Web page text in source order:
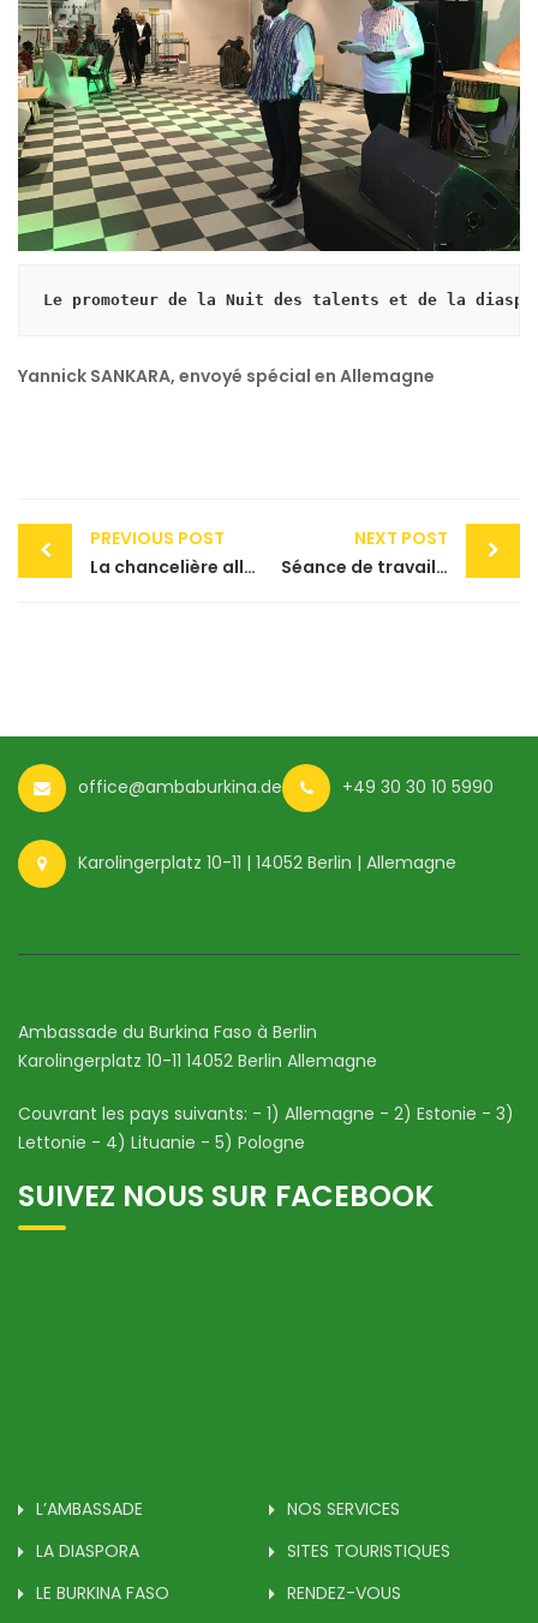
Le promoteur de la Nuit des talents et de la
Yannick SANKARA, envoyé spécial en Allemagne
Post
navigation
PREVIOUS POST
La chancelière allemande Angela Merkel en visite à Ouagadougou
NEXT POST
Séance de travail entre le président du Faso et la Chancelière allemande
office@ambaburkina.de +49 30 30 10 5990
Karolingerplatz 10-11 | 14052 Berlin | Allemagne
Ambassade du Burkina Faso à Berlin
Karolingerplatz 10-11 14052 Berlin Allemagne
Couvrant les pays suivants: - 1) Allemagne - 2) Estonie - 3)
Lettonie - 4) Lituanie - 5) Pologne
SUIVEZ NOUS SUR FACEBOOK
L’AMBASSADE
NOS SERVICES
LA DIASPORA
SITES TOURISTIQUES
LE BURKINA FASO
RENDEZ-VOUS